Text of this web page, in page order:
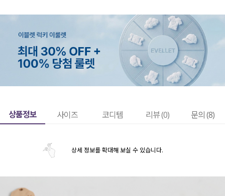
상품정보 사이즈 코디템 리뷰 (0) 문의 (8)
상세 정보를 확대해 보실 수 있습니다.